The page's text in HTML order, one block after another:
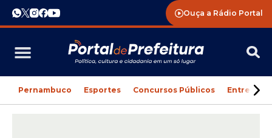
Ouça a Rádio Portal
Pernambuco Esportes Concursos Públicos